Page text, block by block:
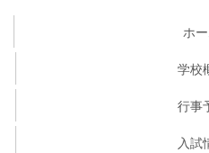
ホ
学校
行事
入試